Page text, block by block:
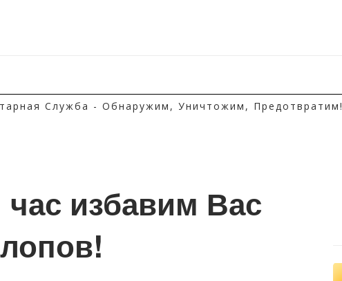
Служба - Обнаружим, Уничтожим, Предотвратим!
час избавим Вас